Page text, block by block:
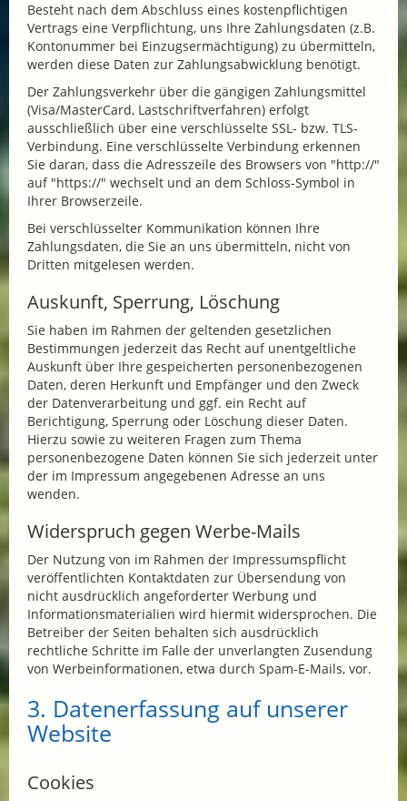
Besteht nach dem Abschluss eines kostenpflichtigen
Vertrags eine Verpflichtung, uns Ihre Zahlungsdaten (z.B.
Kontonummer bei Einzugsermächtigung) zu übermitteln,
werden diese Daten zur Zahlungsabwicklung benötigt.
Der Zahlungsverkehr über die gängigen Zahlungsmittel
(Visa/MasterCard, Lastschriftverfahren) erfolgt
ausschließlich über eine verschlüsselte SSL- bzw. TLS-
Verbindung. Eine verschlüsselte Verbindung erkennen
Sie daran, dass die Adresszeile des Browsers von "http://"
auf "https://" wechselt und an dem Schloss-Symbol in
Ihrer Browserzeile.
Bei verschlüsselter Kommunikation können Ihre
Zahlungsdaten, die Sie an uns übermitteln, nicht von
Dritten mitgelesen werden.
Auskunft, Sperrung, Löschung
Sie haben im Rahmen der geltenden gesetzlichen
Bestimmungen jederzeit das Recht auf unentgeltliche
Auskunft über Ihre gespeicherten personenbezogenen
Daten, deren Herkunft und Empfänger und den Zweck
der Datenverarbeitung und ggf. ein Recht auf
Berichtigung, Sperrung oder Löschung dieser Daten.
Hierzu sowie zu weiteren Fragen zum Thema
personenbezogene Daten können Sie sich jederzeit unter
der im Impressum angegebenen Adresse an uns
wenden.
Widerspruch gegen Werbe-Mails
Der Nutzung von im Rahmen der Impressumspflicht
veröffentlichten Kontaktdaten zur Übersendung von
nicht ausdrücklich angeforderter Werbung und
Informationsmaterialien wird hiermit widersprochen. Die
Betreiber der Seiten behalten sich ausdrücklich
rechtliche Schritte im Falle der unverlangten Zusendung
von Werbeinformationen, etwa durch Spam-E-Mails, vor.
3. Datenerfassung auf unserer
Website
Cookies